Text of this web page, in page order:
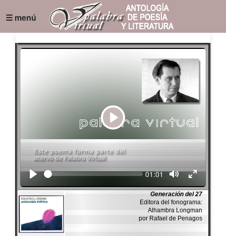
☰ menú
Play
Seek Current
01:01
Generación del 27
Editora del fonograma:
Alhambra Longman
por Rafael de Penagos